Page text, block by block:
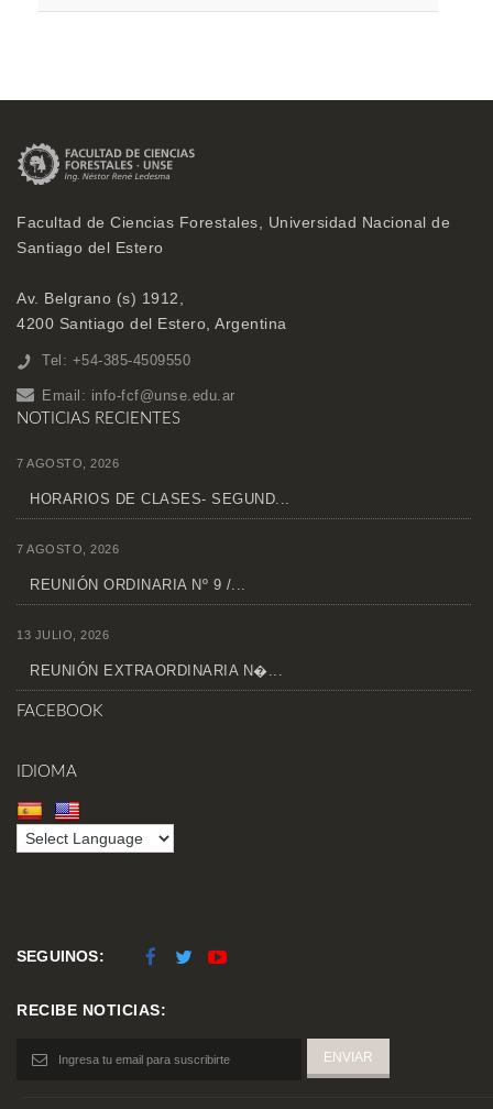
Facultad de Ciencias Forestales, Universidad Nacional de
Santiago del Estero
Av. Belgrano (s) 1912,
4200 Santiago del Estero, Argentina
Tel: +54-385-4509550
Email: info-fcf@unse.edu.ar
NOTICIAS RECIENTES
7 AGOSTO, 2026
HORARIOS DE CLASES- SEGUND...
7 AGOSTO, 2026
REUNIÓN ORDINARIA Nº 9 /...
13 JULIO, 2026
REUNIÓN EXTRAORDINARIA N�...
FACEBOOK
IDIOMA
SEGUINOS:
RECIBE NOTICIAS: